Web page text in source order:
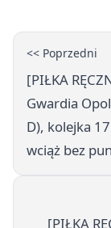
<< Poprzedni
[PIŁKA
Gwardia
D), kolejka
wciąż bez
[PIŁKA